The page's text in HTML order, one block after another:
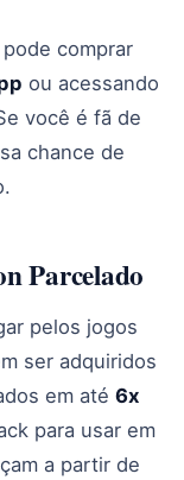
comprar
ou acessando
você é fã de
chance de
Parcelado
pelos jogos
ser adquiridos
em até 6x
para usar em
a partir de